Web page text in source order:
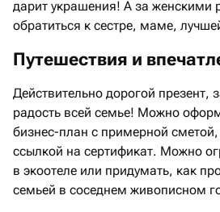
дарит украшения! А за женскими
обратиться к сестре, маме,
Путешествия и
Действительно дорогой презент,
радость всей семье! Можно
бизнес-план с примерной сметой,
ссылкой на сертификат. Можно
в экоотеле или придумать, как
семьей в соседнем живописном